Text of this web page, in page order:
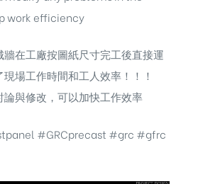
work efficiency
在工廠按圖紙尺寸完工後直接運
場工作時間和工人效率！！！
與修改，可以加快工作效率
#GRCprecast #grc #gfrc